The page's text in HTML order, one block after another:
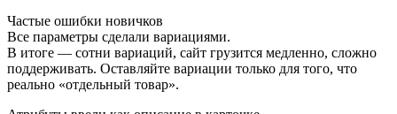
Частые ошибки новичков
Все параметры сделали вариациями.
В итоге — сотни вариаций, сайт грузится медленно, сложно
поддерживать. Оставляйте вариации только для того, что
реально «отдельный товар».